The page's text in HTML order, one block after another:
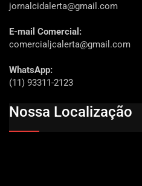
jornalcidalerta@gmail.com
E-mail Comercial:
comercialjcalerta@gmail.com
WhatsApp:
(11) 93311-2123
Nossa Localização